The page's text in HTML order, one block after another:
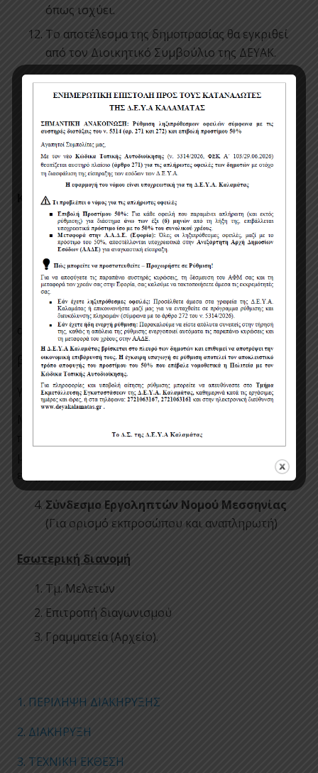
όπως ισχύει.
Το αποτέλεσμα της δημοπρασίας θα εγκριθεί
από τον Διοικητικό Συμβούλιο της ΔΕΥΑΚ.
Ο ΠΡΟΕΔΡΟΣ
ΑΘΑΝΑΣΙΟΣ ΒΑΣΙΛΟΠΟΥΛΟΣ
Κοινοποίηση
ΚΜΗΔΗΣ
Ιστοσελίδα της ΔΕΥΑΚ
Εφημερίδες:
α. ΗμερήσιαΕΛΕΥΘΕΡΙΑ
β. ΗμερήσιαΘΑΡΡΟΣ
γ. ΕβδομαδιαίαΕΛΕΥΘΕΡΙΑΤΗΣ ΔΕΥΤΕΡΑΣ
προκήρυξη το αργότερομέχρι 12/06/2023
εφημερίδας.
Σύνδεσμο Εργοληπτών Νομού Μεσσηνίας
(Για ορισμό εκπροσώπου και αναπληρωτή)
Εσωτερική διανομή
Τμ. Μελετών
Επιτροπή διαγωνισμού
Γραμματεία (Αρχείο).
1. ΠΕΡΙΛΗΨΗ ΔΙΑΚΗΡΥΞΗΣ
2. ΔΙΑΚΗΡΥΞΗ
3. ΤΕΧΝΙΚΗ ΕΚΘΕΣΗ